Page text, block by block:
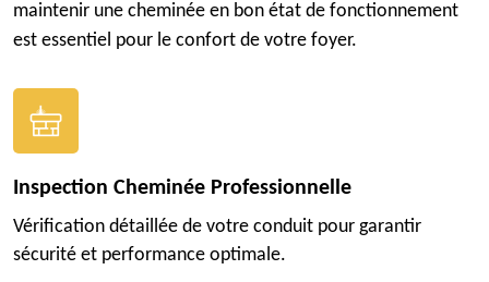
maintenir une cheminée en bon état de fonctionnement
est essentiel pour le confort de votre foyer.
Inspection Cheminée Professionnelle
Vérification détaillée de votre conduit pour garantir
sécurité et performance optimale.